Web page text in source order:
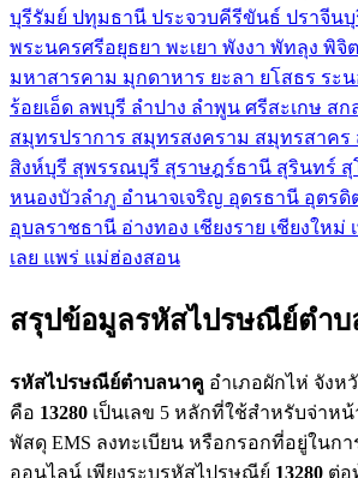
บุรีรัมย์ ปทุมธานี ประจวบคีรีขันธ์ ปราจีนบุ
พระนครศรีอยุธยา พะเยา พังงา พัทลุง พิจิ
มหาสารคาม มุกดาหาร ยะลา ยโสธร ระน
ร้อยเอ็ด ลพบุรี ลำปาง ลำพูน ศรีสะเกษ สก
สมุทรปราการ สมุทรสงคราม สมุทรสาคร
สิงห์บุรี สุพรรณบุรี สุราษฎร์ธานี สุรินทร์ สุ
หนองบัวลำภู อำนาจเจริญ อุดรธานี อุตรดิ
อุบลราชธานี อ่างทอง เชียงราย เชียงใหม่
เลย แพร่ แม่ฮ่องสอน
สรุปข้อมูลรหัสไปรษณีย์ตำบ
รหัสไปรษณีย์ตำบลนาคู อำเภอผักไห่ จังห
คือ 13280 เป็นเลข 5 หลักที่ใช้สำหรับจ่าห
พัสดุ EMS ลงทะเบียน หรือกรอกที่อยู่ในก
ออนไลน์ เพียงระบุรหัสไปรษณีย์ 13280 ต่อ